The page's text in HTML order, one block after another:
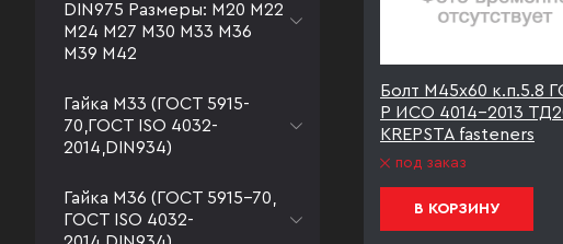
DIN975 Размеры: М20 М22
М24 М27 М30 М33 М36
М39 М42
Гайка М33 (ГОСТ 5915-
70,ГОСТ ISO 4032-
2014,DIN934)
Гайка М36 (ГОСТ 5915-70,
ГОСТ ISO 4032-
Болт М45х60 к.п.5.8
Р ИСО 4014-2013
KREPSTA fasteners
под заказ
В КОРЗИНУ